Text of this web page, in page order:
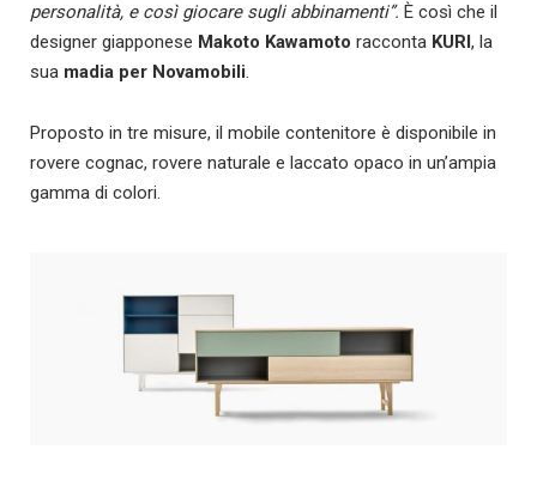
personalità, e così giocare sugli abbinamenti”. È così che il
designer giapponese Makoto Kawamoto racconta KURI, la
sua madia per Novamobili.
Proposto in tre misure, il mobile contenitore è disponibile in
rovere cognac, rovere naturale e laccato opaco in un’ampia
gamma di colori.